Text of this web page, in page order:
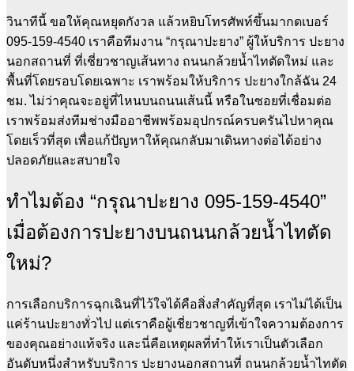
วินาทีนี้ ขอให้คุณหยุดกังวล แล้วหยิบโทรศัพท์ขึ้นมากดเบอร์
095-159-4540 เราคือทีมงาน “กรุณาปะยาง” ผู้ให้บริการ ปะยาง
นอกสถานที่ ที่เชี่ยวชาญเส้นทาง ถนนกล้วยน้ำไทตัดใหม่ และ
พื้นที่โดยรอบโดยเฉพาะ เราพร้อมให้บริการ ปะยางใกล้ฉัน 24
ชม. ไม่ว่าคุณจะอยู่ที่ไหนบนถนนเส้นนี้ หรือในซอยที่เชื่อมต่อ
เราพร้อมส่งทีมช่างมืออาชีพพร้อมอุปกรณ์ครบครันไปหาคุณ
โดยเร็วที่สุด เพื่อแก้ปัญหาให้คุณกลับมาเดินทางต่อได้อย่าง
ปลอดภัยและสบายใจ
ทำไมต้อง “กรุณาปะยาง 095-159-4540”
เมื่อต้องการปะยางบนถนนกล้วยน้ำไทตัด
ใหม่?
การเลือกบริการฉุกเฉินที่ไว้ใจได้คือสิ่งสำคัญที่สุด เราไม่ได้เป็น
แค่ร้านปะยางทั่วไป แต่เราคือผู้เชี่ยวชาญที่เข้าใจความต้องการ
ของคุณอย่างแท้จริง และนี่คือเหตุผลที่ทำให้เราเป็นตัวเลือก
อันดับหนึ่งสำหรับบริการ ปะยางนอกสถานที่ ถนนกล้วยน้ำไทตัด